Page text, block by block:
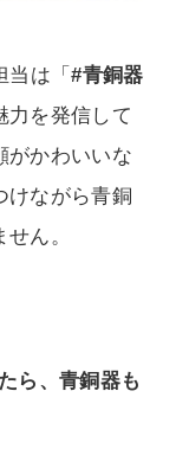
当は「#青銅器
力を発信して
がかわいいな
けながら青銅
ん。
ら、青銅器も